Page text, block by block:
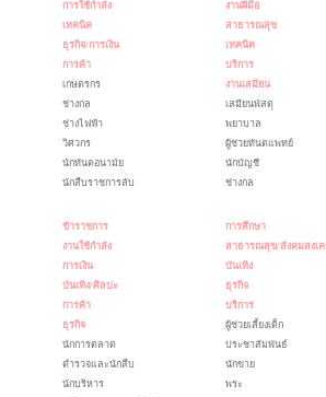
การใช้กำลัง
เทคนิค
ธุรกิจ/การเงิน
การค้า
เกษตรกร
ช่างกล
ช่างไฟฟ้า
วิศวกร
นักทันตอนามัย
นักสืบราชการลับ
งานฝีมือ
สาธารณสุข
เทคนิค
บริการ
งานเสมียน
เสมียนพัสดุ
พยาบาล
ผู้ช่วยทันตแพทย์
นักบัญชี
ช่างกล
ข้าราชการ
งานใช้กำลัง
การเงิน
บันเทิง/ศิลปะ
การค้า
ธุรกิจ
นักการตลาด
ตำรวจและนักสืบ
นักบริหาร
การศึกษา
สาธารณสุข/สังคมสงเค
บันเทิง
ธุรกิจ
บริการ
ผู้ช่วยเลี้ยงเด็ก
ประชาสัมพันธ์
นักขาย
พระ